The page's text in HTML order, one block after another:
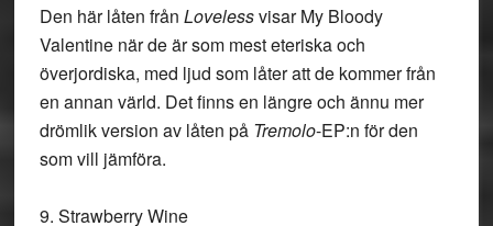
Den här låten från Lovelessvisar My Bloody
Valentine när de är som mest eteriska och
överjordiska, med ljud som låter att de kommer från
en annan värld. Det finns en längre och ännu mer
drömlik version av låten på Tremolo-EP:n för den
som vill jämföra.
9. Strawberry Wine